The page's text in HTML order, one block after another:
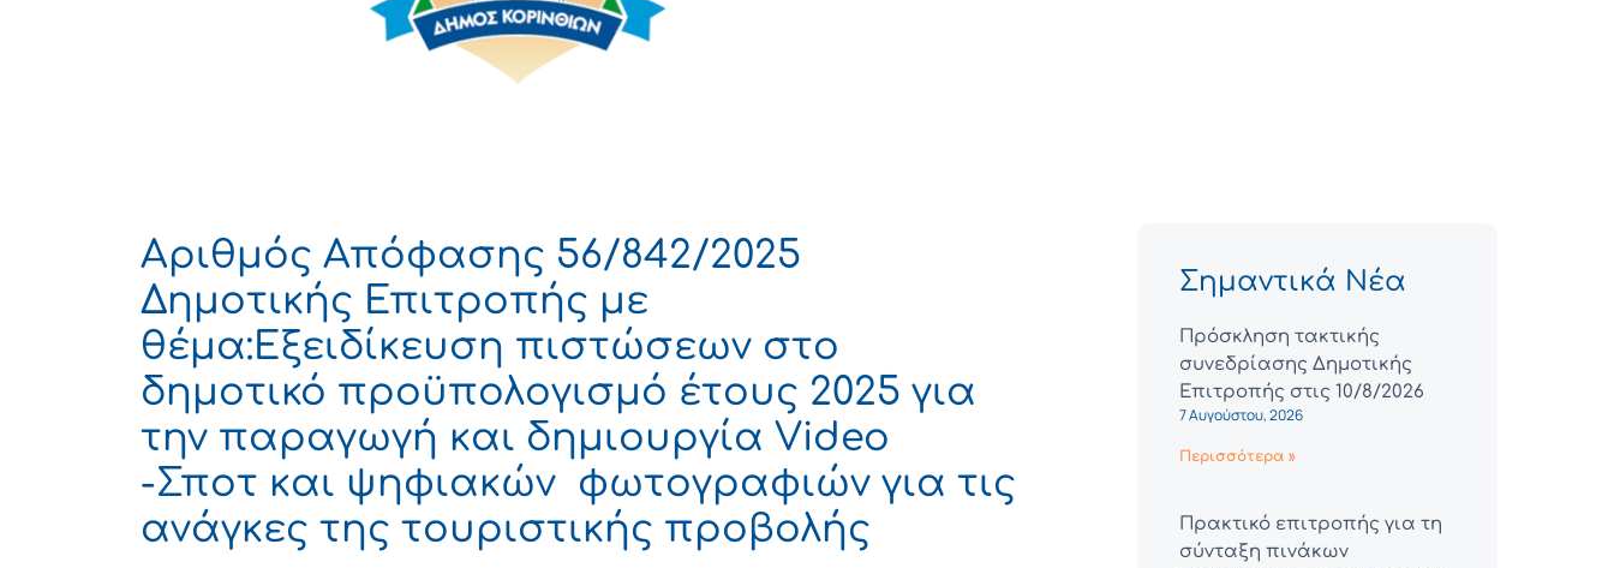
Αριθμός Απόφασης 56/842/2025
Δημοτικής Επιτροπής με
θέμα:Εξειδίκευση πιστώσεων στο
δημοτικό προϋπολογισμό έτους 2025 για
την παραγωγή και δημιουργία Video
-Σποτ και ψηφιακών φωτογραφιών για τις
ανάγκες της τουριστικής προβολής
Σημαντικά Νέα
Πρόσκληση τακτικής
συνεδρίασης Δημοτικής
Επιτροπής στις 10/8/2026
7 Αυγούστου, 2026
Περισσότερα »
Πρακτικό επιτροπής για τη
σύνταξη πινάκων